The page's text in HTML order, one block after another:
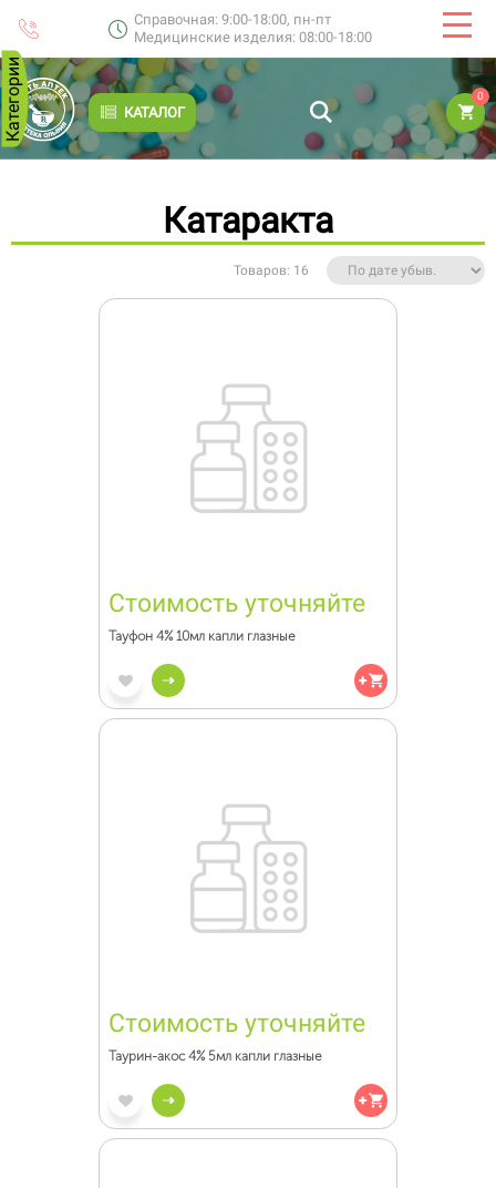
Справочная: 9:00-18:00, пн-пт
Медицинские изделия: 08:00-18:00
КАТАЛОГ
0
Категории
Катаракта
Товаров: 16
Стоимость уточняйте
Тауфон 4% 10мл капли глазные
Стоимость уточняйте
Таурин-акос 4% 5мл капли глазные